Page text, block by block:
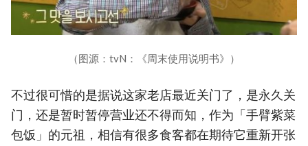
（图源：tvN：《周末使用说明书》）
不过很可惜的是据说这家老店最近关门了，是永久关
门，还是暂时暂停营业还不得而知，作为「手臂紫菜
包饭」的元祖，相信有很多食客都在期待它重新开张